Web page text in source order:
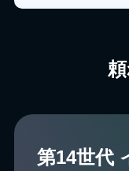
第14世代